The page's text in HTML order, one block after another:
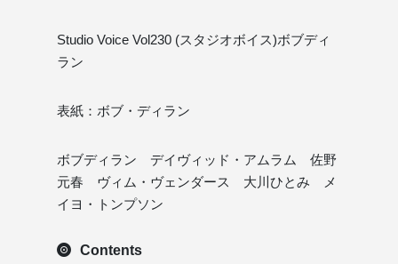
Studio Voice Vol230 (スタジオボイス)ボブディ
ラン
表紙：ボブ・ディラン
ボブディラン デイヴィッド・アムラム 佐野
元春 ヴィム・ヴェンダース 大川ひとみ メ
イヨ・トンプソン
Contents